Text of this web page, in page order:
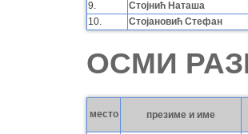
9.
Стојнић Наташа
10.
Стојановић Стефан
ОСМИ
место презиме и име